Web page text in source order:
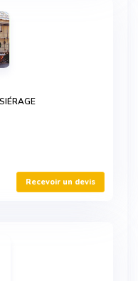
Recevoir un devis